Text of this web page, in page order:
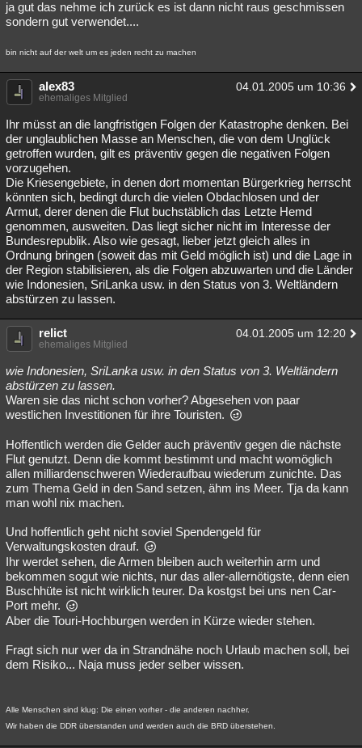
ja gut das nehme ich zurück es ist dann nicht raus geschmissen
sondern gut verwendet....
bin nicht auf der welt um es jeden recht zu machen
alex83 04.01.2005 um 10:36
ehemaliges Mitglied
Ihr müsst an die langfristigen Folgen der Katastrophe denken. Bei
der unglaublichen Masse an Menschen, die von dem Unglück
getroffen wurden, gilt es präventiv gegen die negativen Folgen
vorzugehen.
Die Kriesengebiete, in denen dort momentan Bürgerkrieg herrscht
könnten sich, bedingt durch die vielen Obdachlosen und der
Armut, derer denen die Flut buchstäblich das Letzte Hemd
genommen, ausweiten. Das liegt sicher nicht im Interesse der
Bundesrepublik. Also wie gesagt, lieber jetzt gleich alles in
Ordnung bringen (soweit das mit Geld möglich ist) und die Lage in
der Region stabilisieren, als die Folgen abzuwarten und die Länder
wie Indonesien, SriLanka usw. in den Status von 3. Weltländern
abstürzen zu lassen.
relict 04.01.2005 um 12:20
ehemaliges Mitglied
wie Indonesien, SriLanka usw. in den Status von 3. Weltländern
abstürzen zu lassen.
Waren sie das nicht schon vorher? Abgesehen von paar
westlichen Investitionen für ihre Touristen.
Hoffentlich werden die Gelder auch präventiv gegen die nächste
Flut genutzt. Denn die kommt bestimmt und macht womöglich
allen milliardenschweren Wiederaufbau wiederum zunichte. Das
zum Thema Geld in den Sand setzen, ähm ins Meer. Tja da kann
man wohl nix machen.
Und hoffentlich geht nicht soviel Spendengeld für
Verwaltungskosten drauf.
Ihr werdet sehen, die Armen bleiben auch weiterhin arm und
bekommen sogut wie nichts, nur das aller-allernötigste, denn eien
Buschhüte ist nicht wirklich teurer. Da kostgst bei uns nen Car-
Port mehr.
Aber die Touri-Hochburgen werden in Kürze wieder stehen.
Fragt sich nur wer da in Strandnähe noch Urlaub machen soll, bei
dem Risiko... Naja muss jeder selber wissen.
Alle Menschen sind klug: Die einen vorher - die anderen nachher.
Wir haben die DDR überstanden und werden auch die BRD überstehen.